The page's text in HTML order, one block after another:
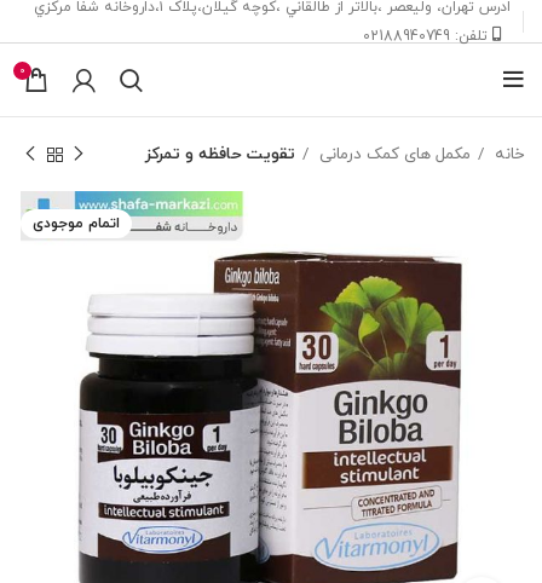
ادرس تهران، ‎وليعصر ،بالاتر از طالقاني ،كوچه گيلان،پلاک ۱،داروخانه شفا مركزي
تلفن: 02188940749
0
خانه مکمل های کمک درمانی تقويت حافظه و تمرکز
اتمام موجودی